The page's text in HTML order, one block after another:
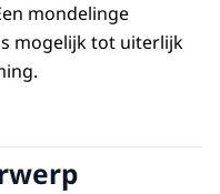
mondelinge
mogelijk tot uiterlijk